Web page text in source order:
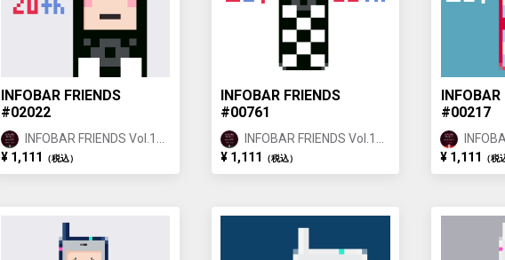
INFOBAR FRIENDS
#02022
INFOBAR FRIENDS Vol.1
ICHIMATSU ②
¥ 1,111 （税込）
INFOBAR FRIENDS
#00761
INFOBAR FRIENDS Vol.1
ICHIMATSU ①
¥ 1,111 （税込）
#00217
¥ 1,111 （税